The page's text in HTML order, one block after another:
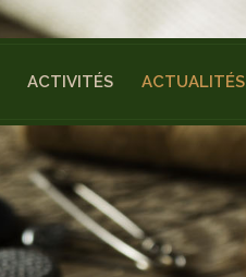
ACTIVITÉS ACTUALITÉS